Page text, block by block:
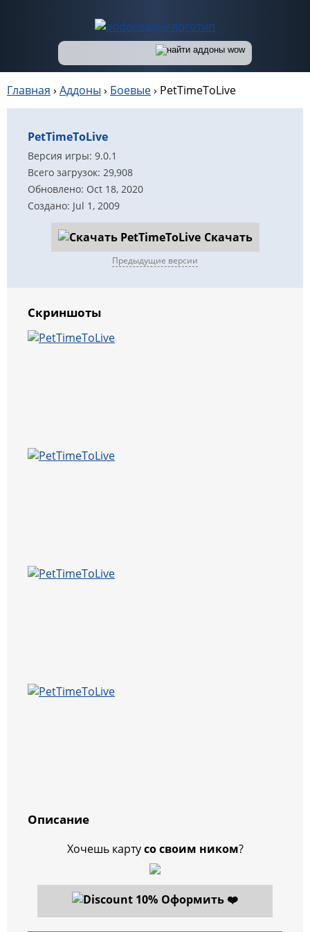
Главная › Аддоны › Боевые› PetTimeToLive
PetTimeToLive
Версия игры: 9.0.1
Всего загрузок: 29,908
Обновлено: Oct 18, 2020
Создано: Jul 1, 2009
Скачать
Предыдущие версии
Скриншоты
Описание
Хочешь картусо своим ником?
Оформить ❤️